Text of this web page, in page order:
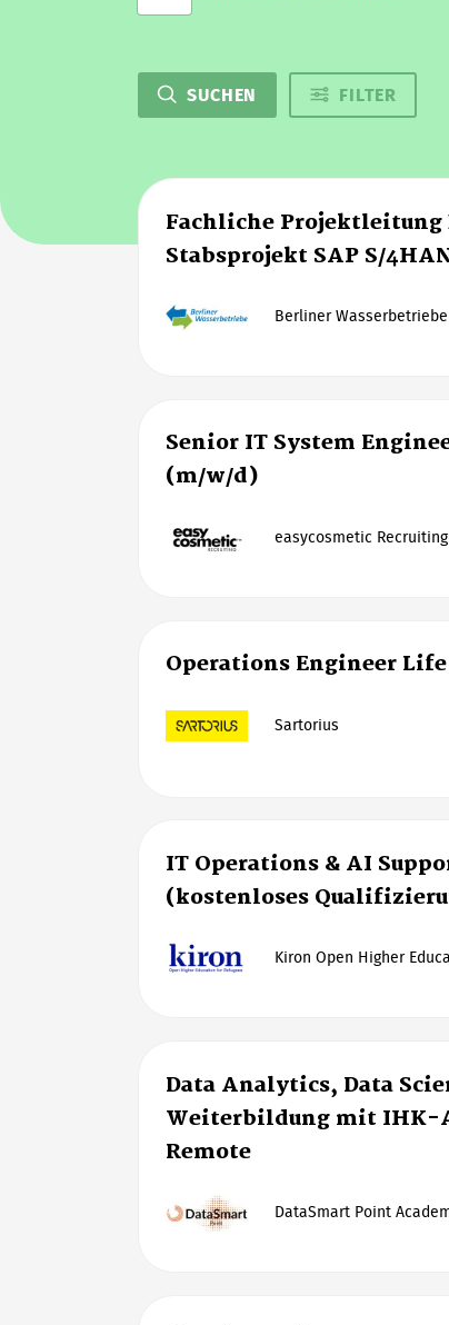
SUCHEN FILTER
Fachliche Projektleitung
Stabsprojekt SAP S/
Berliner Wasserbetriebe
Senior IT System
(m/w/d)
easycosmetic
Operations Engineer
Sartorius
IT Operations & AI
(kostenloses
Kiron Open Higher
Data Analytics, Data
Weiterbildung mit IHK-
Remote
DataSmart Point